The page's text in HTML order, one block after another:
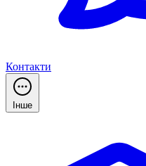
Контакти
Інше